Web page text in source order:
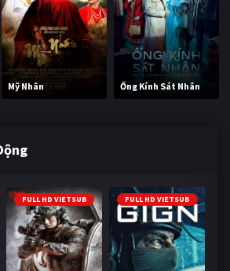
Mỹ Nhân Ống Kính Sát Nhân
FULL HD VIETSUB FULL HD VIETSUB